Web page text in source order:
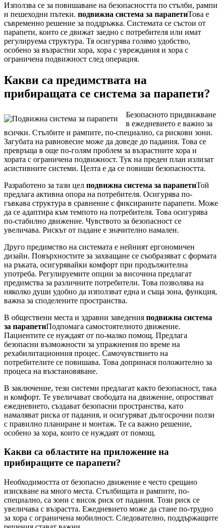
Използва се за повишаване на безопасността по стълби, рампи
и пешеходни пътеки. подвижна система за парапетиТова е
съвременно решение за поддръжка. Системата се състои от
парапети, които се движат заедно с потребителя или имат
регулируема структура. Тя осигурява голямо удобство,
особено за възрастни хора, хора с увреждания и хора с
ограничена подвижност след операция.
Какви са предимствата на
прибиращата се система за парапети?
Безопасното придвижване
в ежедневието е важно за
всички. Стълбите и рампите, по-специално, са рискови зони.
Загубата на равновесие може да доведе до падания. Това се
превръща в още по-голям проблем за възрастните хора и
хората с ограничена подвижност. Тук на преден план излизат
асистивните системи. Целта е да се повиши безопасността.
Разработено за тази цел подвижна система за парапетиТой
предлага активна опора на потребителя. Осигурява по-
гъвкава структура в сравнение с фиксираните парапети. Може
да се адаптира към темпото на потребителя. Това осигурява
по-стабилно движение. Чувството за безопасност се
увеличава. Рискът от падане е значително намален.
Друго предимство на системата е нейният ергономичен
дизайн. Повърхностите за захващане се съобразяват с формата
на ръката, осигурявайки комфорт при продължителна
употреба. Регулируемите опции за височина предлагат
предимства за различните потребители. Това позволява на
няколко души удобно да използват една и съща зона, функция,
важна за споделените пространства.
В обществени места и здравни заведения подвижна система
за парапетиПодпомага самостоятелното движение.
Пациентите се нуждаят от по-малко помощ. Предлага
безопасни възможности за упражнения по време на
рехабилитационния процес. Самочувствието на
потребителите се повишава. Това допринася положително за
процеса на възстановяване.
В заключение, тези системи предлагат както безопасност, така
и комфорт. Те увеличават свободата на движение, опростяват
ежедневието, създават безопасни пространства, като
намаляват риска от падания, и осигуряват дългосрочни ползи
с правилно планиране и монтаж. Те са важно решение,
особено за хора, които се нуждаят от помощ.
Какви са областите на приложение на
прибиращите се парапети?
Необходимостта от безопасно движение е често срещано
изискване на много места. Стълбищата и рампите, по-
специално, са зони с висок риск от падания. Този риск се
увеличава с възрастта. Ежедневието може да стане по-трудно
за хора с ограничена мобилност. Следователно, поддържащите